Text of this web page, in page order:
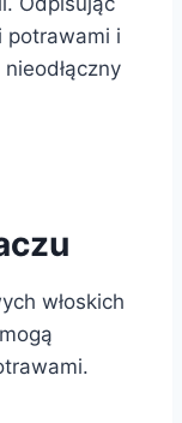
potrawami i
włoskich